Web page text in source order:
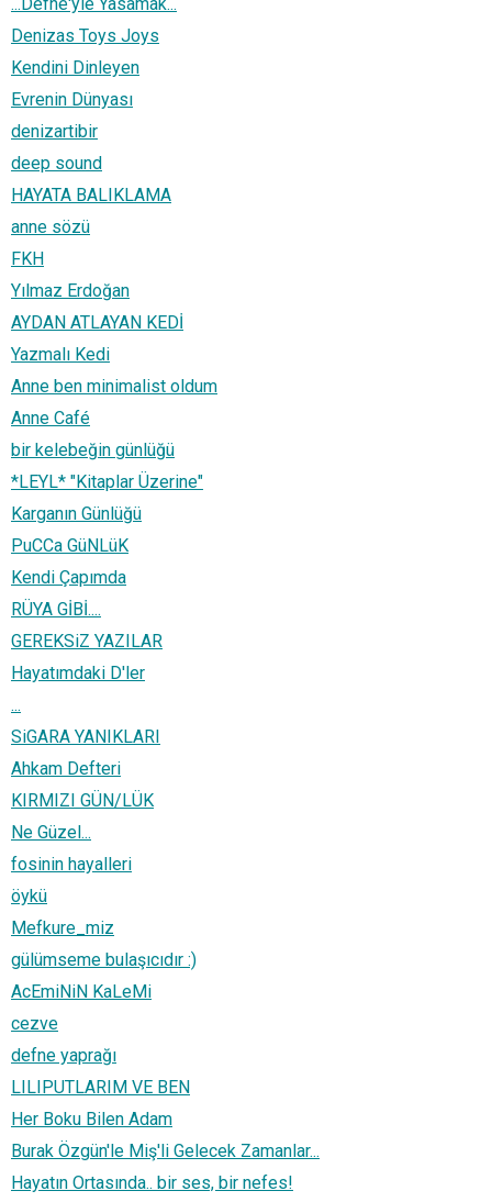
Denizas Toys Joys
Kendini Dinleyen
Evrenin Dünyası
denizartibir
deep sound
HAYATA BALIKLAMA
anne sözü
FKH
Yılmaz Erdoğan
AYDAN ATLAYAN KEDİ
Yazmalı Kedi
Anne ben minimalist oldum
Anne Café
bir kelebeğin günlüğü
*LEYL* "Kitaplar Üzerine"
Karganın Günlüğü
PuCCa GüNLüK
Kendi Çapımda
RÜYA GİBİ....
GEREKSiZ YAZILAR
Hayatımdaki D'ler
...
SiGARA YANIKLARI
Ahkam Defteri
KIRMIZI GÜN/LÜK
Ne Güzel...
fosinin hayalleri
öykü
Mefkure_miz
gülümseme bulaşıcıdır :)
AcEmiNiN KaLeMi
cezve
defne yaprağı
LILIPUTLARIM VE BEN
Her Boku Bilen Adam
Burak Özgün'le Miş'li Gelecek Zamanlar...
Hayatın Ortasında.. bir ses, bir nefes!